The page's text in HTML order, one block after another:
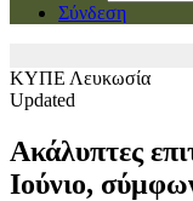
Σύνδεση
ΚΥΠΕ Λευκωσία
Updated
Ακάλυπτες
Ιούνιο,